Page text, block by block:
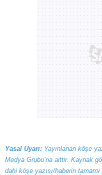
Yasal Uyarı: Yayınlanan köşe
Medya Grubu’na aittir. Kaynak
dahi köşe yazısı/haberin